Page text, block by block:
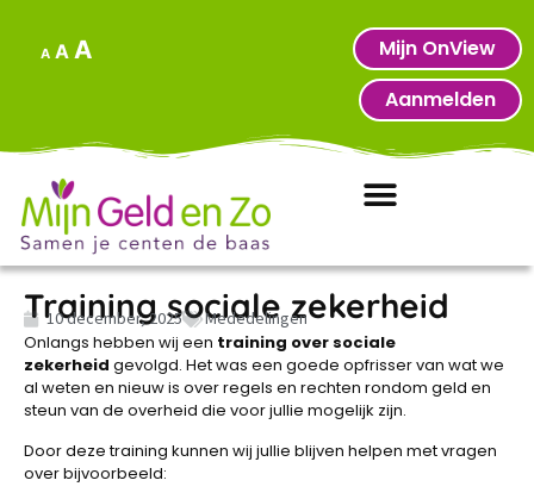
A A A
Mijn OnView
Aanmelden
Training sociale zekerheid
10 december, 2025 Mededelingen
Onlangs hebben wij een training over sociale
zekerheid gevolgd. Het was een goede opfrisser van wat we
al weten en nieuw is over regels en rechten rondom geld en
steun van de overheid die voor jullie mogelijk zijn.
Door deze training kunnen wij jullie blijven helpen met vragen
over bijvoorbeeld: